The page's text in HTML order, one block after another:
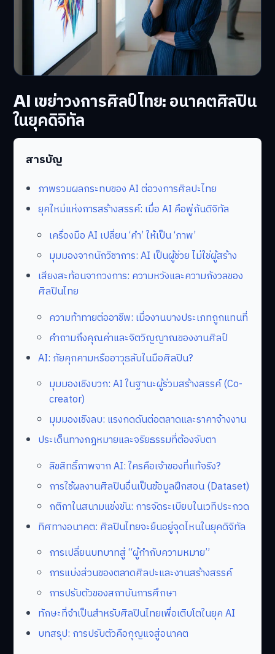
AI เขย่าวงการศิลป์ไทย: อนาคตศิลปิน
ในยุคดิจิทัล
สารบัญ
ภาพรวมผลกระทบของ AI ต่อวงการศิลปะไทย
ยุคใหม่แห่งการสร้างสรรค์: เมื่อ AI คือพู่กันดิจิทัล
เครื่องมือ AI เปลี่ยน ‘คำ’ ให้เป็น ‘ภาพ’
มุมมองจากนักวิชาการ: AI เป็นผู้ช่วย ไม่ใช่ผู้สร้าง
เสียงสะท้อนจากวงการ: ความหวังและความกังวลของ
ศิลปินไทย
ความท้าทายต่ออาชีพ: เมื่องานบางประเภทถูกแทนที่
คำถามถึงคุณค่าและจิตวิญญาณของงานศิลป์
AI: ภัยคุกคามหรืออาวุธลับในมือศิลปิน?
มุมมองเชิงบวก: AI ในฐานะผู้ร่วมสร้างสรรค์ (Co-
creator)
มุมมองเชิงลบ: แรงกดดันต่อตลาดและราคาจ้างงาน
ประเด็นทางกฎหมายและจริยธรรมที่ต้องจับตา
ลิขสิทธิ์ภาพจาก AI: ใครคือเจ้าของที่แท้จริง?
การใช้ผลงานศิลปินอื่นเป็นข้อมูลฝึกสอน (Dataset)
กติกาในสนามแข่งขัน: การจัดระเบียบในเวทีประกวด
ทิศทางอนาคต: ศิลปินไทยจะยืนอยู่จุดไหนในยุคดิจิทัล
การเปลี่ยนบทบาทสู่ “ผู้กำกับความหมาย”
การแบ่งส่วนของตลาดศิลปะและงานสร้างสรรค์
การปรับตัวของสถาบันการศึกษา
ทักษะที่จำเป็นสำหรับศิลปินไทยเพื่อเติบโตในยุค AI
บทสรุป: การปรับตัวคือกุญแจสู่อนาคต